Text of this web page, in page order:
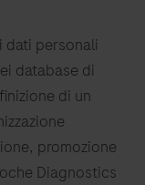
dati personali
database di
di un
promozione
Diagnostics